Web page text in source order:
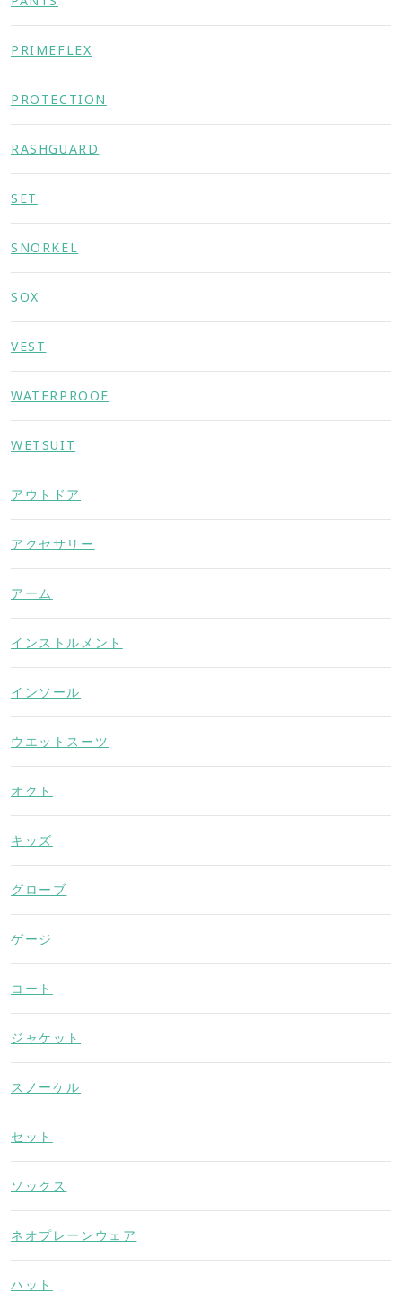
PRIMEFLEX
PROTECTION
RASHGUARD
SET
SNORKEL
SOX
VEST
WATERPROOF
WETSUIT
アウトドア
アクセサリー
アーム
インストルメント
インソール
ウエットスーツ
オクト
キッズ
グローブ
ゲージ
コート
ジャケット
スノーケル
セット
ソックス
ネオプレーンウェア
ハット